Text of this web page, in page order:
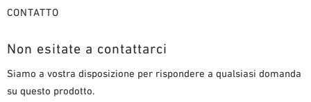
CONTATTO
Non esitate a contattarci
Siamo a vostra disposizione per rispondere a qualsiasi domanda
su questo prodotto.